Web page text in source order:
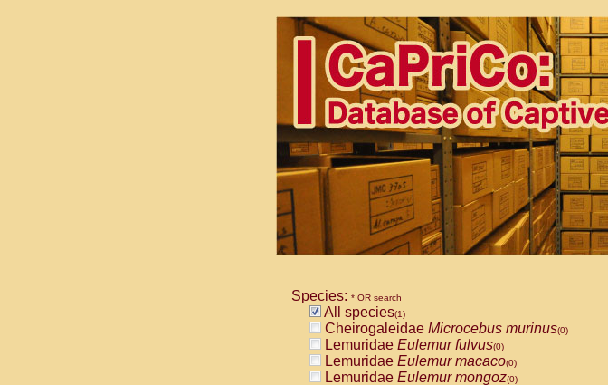
Species: * OR search
All species(1)
Cheirogaleidae Microcebus murinus(0)
Lemuridae Eulemur fulvus(0)
Lemuridae Eulemur macaco(0)
Lemuridae Eulemur mongoz(0)